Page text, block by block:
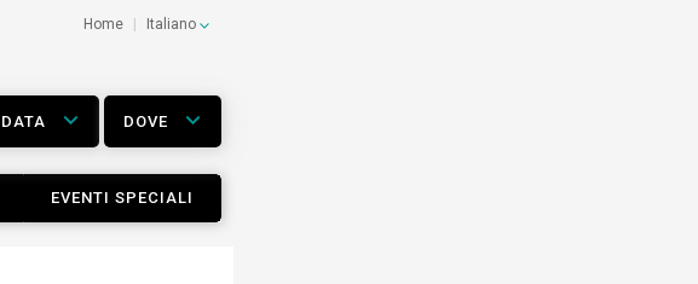
Home Italiano
DATA DOVE
EVENTI SPECIALI